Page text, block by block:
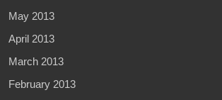
May 2013
April 2013
March 2013
February 2013